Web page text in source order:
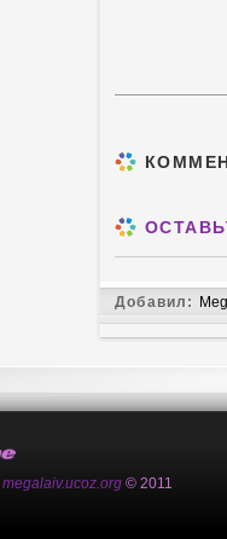
Добавил:
megalaiv.ucoz.org © 2011